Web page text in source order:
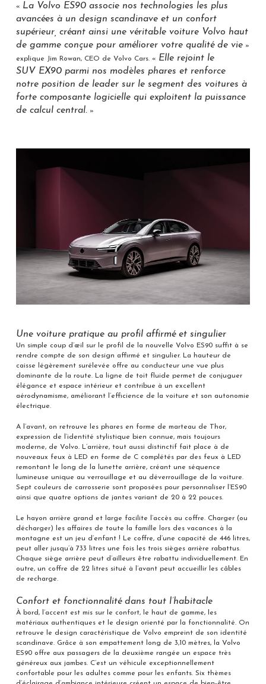
« La Volvo ES90 associe nos technologies les plus
avancées à un design scandinave et un confort
supérieur, créant ainsi une véritable voiture Volvo haut
de gamme conçue pour améliorer votre qualité de vie»
explique Jim Rowan, CEO de Volvo Cars. « Elle rejoint le
SUV EX90 parmi nos modèles phares et renforce
notre position de leader sur le segment des voitures à
forte composante logicielle qui exploitent la puissance
de calcul central.»
Une voiture pratique au profil affirmé et singulier
Un simple coup d’œil sur le profil de la nouvelle Volvo ES90 suffit à se
rendre compte de son design affirmé et singulier. La hauteur de
caisse légèrement surélevée offre au conducteur une vue plus
dominante de la route. La ligne de toit fluide permet de conjuguer
élégance et espace intérieur et contribue à un excellent
aérodynamisme, améliorant l’efficience de la voiture et son autonomie
électrique.
A l’avant, on retrouve les phares en forme de marteau de Thor,
expression de l’identité stylistique bien connue, mais toujours
moderne, de Volvo. L’arrière, tout aussi distinctif fait place à de
nouveaux feux à LED en forme de C complétés par des feux à LED
remontant le long de la lunette arrière, créant une séquence
lumineuse unique au verrouillage et au déverrouillage de la voiture.
Sept couleurs de carrosserie sont proposées pour personnaliser l’ES90
ainsi que quatre options de jantes variant de 20 à 22 pouces.
Le hayon arrière grand et large facilite l’accès au coffre. Charger (ou
décharger) les affaires de toute la famille lors des vacances à la
montagne est un jeu d’enfant ! Le coffre, d’une capacité de 446 litres,
peut aller jusqu’à 733 litres une fois les trois sièges arrière rabattus.
Chaque siège arrière peut d’ailleurs être rabattu individuellement. En
outre, un coffre de 22 litres situé à l’avant peut accueillir les câbles
de recharge.
Confort et fonctionnalité dans tout l’habitacle
À bord, l’accent est mis sur le confort, le haut de gamme, les
matériaux authentiques et le design orienté par la fonctionnalité. On
retrouve le design caractéristique de Volvo empreint de son identité
scandinave. Grâce à son empattement long de 3,10 mètres, la Volvo
ES90 offre aux passagers de la deuxième rangée un espace très
généreux aux jambes. C’est un véhicule exceptionnellement
confortable pour les adultes comme pour les enfants. Six thèmes